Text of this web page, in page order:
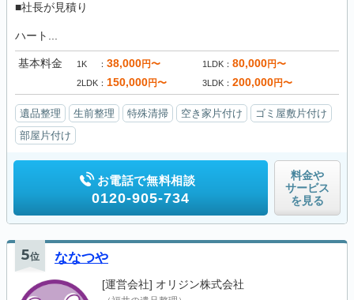
■社長が見積り
ハート...
基本料金 1K 38,000円〜 1LDK 80,000円〜
2LDK 150,000円〜 3LDK 200,000円〜
遺品整理 生前整理 特殊清掃 空き家片付け
ゴミ屋敷片付け
部屋片付け
お電話で無料相談
0120-905-734
料金や
サービス
を見る
5位 ななつや
[運営会社] オリジン株式会社